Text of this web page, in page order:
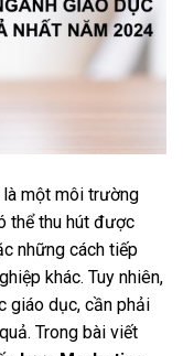
một môi trường
thể thu hút được
những cách tiếp
khác. Tuy nhiên,
giáo dục, cần phải
Trong bài viết